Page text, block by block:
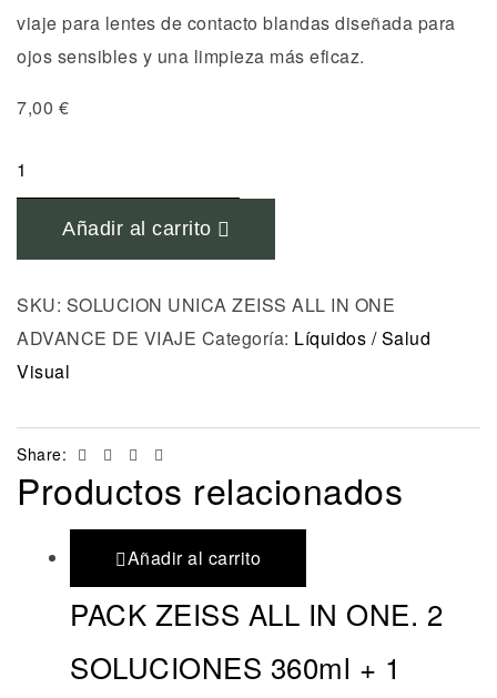
viaje para lentes de contacto blandas diseñada para
ojos sensibles y una limpieza más eficaz.
7,00 €
ZEISS
ALL
cantidad
Añadir al carrito
SKU: SOLUCION UNICA ZEISS ALL IN ONE
ADVANCE DE VIAJE Categoría: Líquidos / Salud
Visual
Share: Facebook
TwitterLinkedin
Productos relacionados
Añadir al carrito
PACK ZEISS ALL IN ONE. 2
SOLUCIONES 360ml + 1